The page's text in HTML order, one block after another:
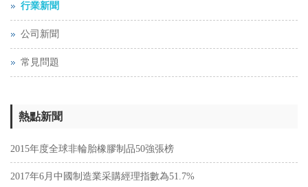
行業新聞
公司新聞
常見問題
熱點新聞
2015年度全球非輪胎橡膠制品50強張榜
2017年6月中國制造業采購經理指數為51.7%